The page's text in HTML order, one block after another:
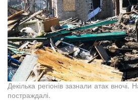
Декілька регіонів зазнали атак
постраждалі.